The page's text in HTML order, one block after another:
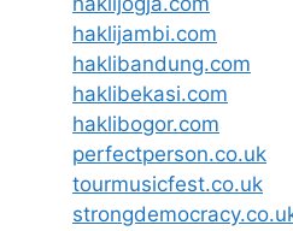
haklijambi.com
haklibandung.com
haklibekasi.com
haklibogor.com
perfectperson.co.uk
tourmusicfest.co.uk